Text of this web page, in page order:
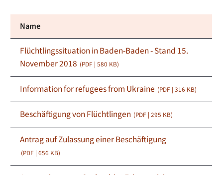
Name
Flüchtlingssituation in Baden-Baden - Stand 15.
November 2018 (PDF | 580 KB)
Information for refugees from Ukraine (PDF | 316 KB)
Beschäftigung von Flüchtlingen (PDF | 295 KB)
Antrag auf Zulassung einer Beschäftigung
(PDF | 656 KB)